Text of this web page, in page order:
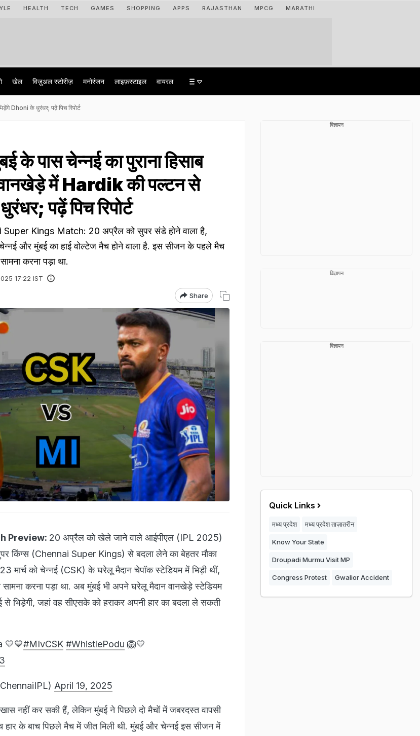
HEALTH TECH GAMES SHOPPING APPS RAJASTHAN MPCG MARATHI
खेल विज़ुअल स्टोरीज़ मनोरंजन लाइफ़स्टाइल वायरल
Dhoni के धुरंधर; पढ़ें पिच रिपोर्ट
पास चेन्नई का पुराना हिसाब
में Hardik की पल्टन से
पढ़ें पिच रिपोर्ट
Kings Match: 20 अप्रैल को सुपर संडे होने वाला है,
और मुंबई का हाई वोल्टेज मैच होने वाला है. इस सीजन के पहले मैच
करना पड़ा था.
17:22 IST
Share
Preview: 20 अप्रैल को खेले जाने वाले आईपीएल (IPL 2025)
किंग्स (Chennai Super Kings) से बदला लेने का बेहतर मौका
23 मार्च को चेन्नई (CSK) के घरेलू मैदान चेपॉक स्टेडियम में भिड़ी थीं,
करना पड़ा था. अब मुंबई भी अपने घरेलू मैदान वानखेड़े स्टेडियम
जहां वह सीएसके को हराकर अपनी हार का बदला ले सकती
💛💙#MIvCSK #WhistlePodu 🦁💛
April 19, 2025
नहीं कर सकी हैं, लेकिन मुंबई ने पिछले दो मैचों में जबरदस्त वापसी
हार के बाच पिछले मैच में जीत मिली थी. मुंबई और चेन्नई इस सीजन में
विज्ञापन
विज्ञापन
विज्ञापन
Quick Links
मध्य प्रदेश मध्य प्रदेश ताज़ातरीन
Know Your State
Droupadi Murmu Visit MP
Congress Protest Gwalior Accident